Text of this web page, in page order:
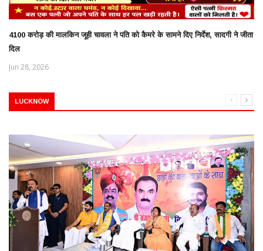
4100 करोड़ की मालकिन जूही चावला ने पति को कैमरे के सामने दिए निर्देश, सादगी ने जीता
दिल
Jun 28, 2026
LUCKNOW